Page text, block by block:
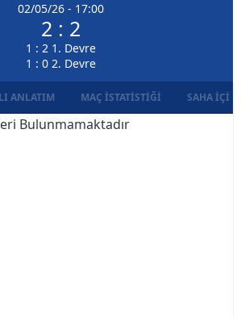
02/05/26 - 17:00
2 : 2
1 : 2 1. Devre
1 : 0 2. Devre
ANLATIM MAÇ İSTATISTIĞI SAHA İÇI
Bulunmamaktadır